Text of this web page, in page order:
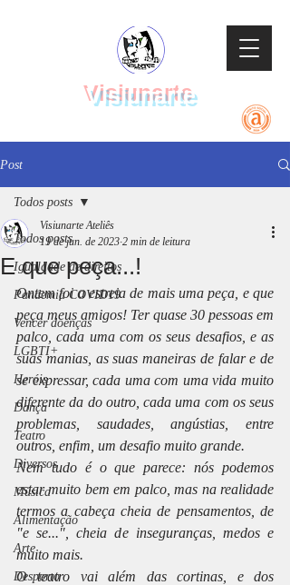
Visiunarte
Post
Todos posts
Igualdade de direitos
Pandemia COVID19
Vencer doenças
LGBTI+
Heróis
Dança
Teatro
Diversos
Música
Alimentação
Arte
Desporto
Todos posts
E que peça...!
Visiunarte Ateliês
19 de jun. de 2023 2 min de leitura
Ontem foi a estreia de mais uma peça, e que
peça meus amigos! Ter quase 30 pessoas em
palco, cada uma com os seus desafios, e as
suas manias, as suas maneiras de falar e de
se expressar, cada uma com uma vida muito
diferente da do outro, cada uma com os seus
problemas, saudades, angústias, entre
outros, enfim, um desafio muito grande.
Nem tudo é o que parece: nós podemos
estar muito bem em palco, mas na realidade
termos a cabeça cheia de pensamentos, de
"e se...", cheia de inseguranças, medos e
muito mais.
O teatro vai além das cortinas, e dos